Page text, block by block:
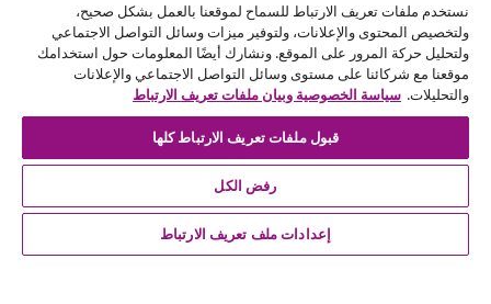
المشاريع
vidaXL
اكتشف المزيد
© 2008-2026 vidaXL - ar.vidaxl.ae هو موقع تابع لشركة vidaXL
نستخدم ملفات تعريف الارتباط للسماح لموقعنا بالعمل بشكل صحيح،
ولتخصيص المحتوى والإعلانات، ولتوفير ميزات وسائل التواصل الاجتماعي
ولتحليل حركة المرور على الموقع. ونشارك أيضًا المعلومات حول استخدامك
موقعنا مع شركائنا على مستوى وسائل التواصل الاجتماعي والإعلانات
والتحليلات. سياسة الخصوصية وبيان ملفات تعريف الارتباط
قبول ملفات تعريف الارتباط كلها
رفض الكل
إعدادات ملف تعريف الارتباط